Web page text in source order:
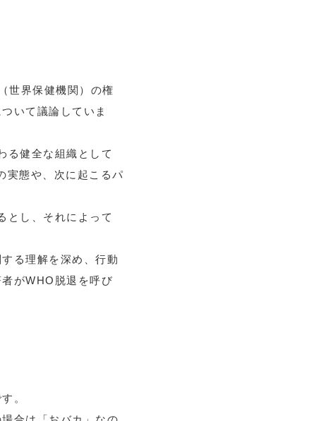
世界保健機関）の権
いて議論していま
る健全な組織として
実態や、次に起こるパ
とし、それによって
る理解を深め、行動
がWHO脱退を呼び
。